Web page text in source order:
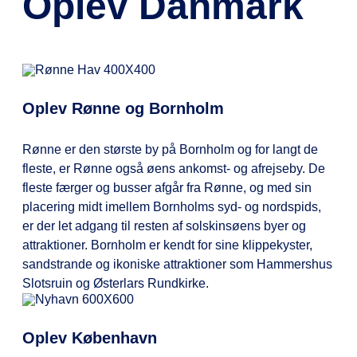
bagage på EXPRESSEN app.
Oplev Rønne og Bornholm
Rønne er den største by på Bornholm og for langt de
fleste, er Rønne også øens ankomst- og afrejseby. De
fleste færger og busser afgår fra Rønne, og med sin
placering midt imellem Bornholms syd- og nordspids,
er der let adgang til resten af solskinsøens byer og
attraktioner. Bornholm er kendt for sine klippekyster,
sandstrande og ikoniske attraktioner som Hammershus
Slotsruin og Østerlars Rundkirke.
Oplev København